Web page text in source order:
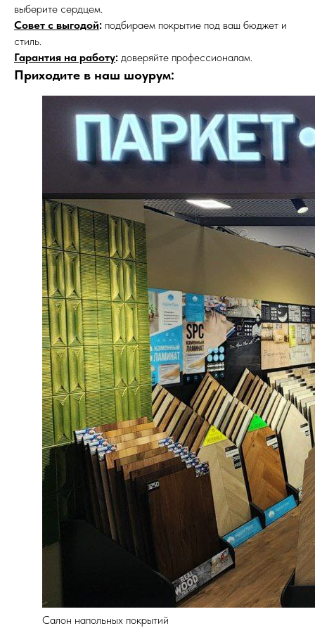
выберите сердцем.
Совет с выгодой: подбираем покрытие под ваш бюджет и
стиль.
Гарантия на работу: доверяйте профессионалам.
Приходите в наш шоурум:
Салон напольных покрытий